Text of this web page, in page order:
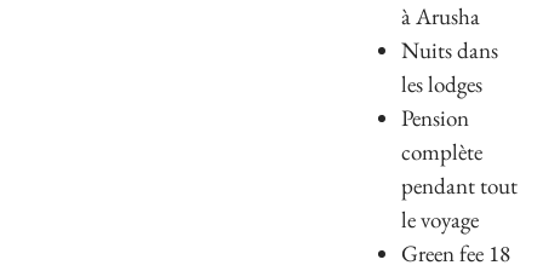
à Arusha
Nuits dans
les lodges
Pension
complète
pendant tout
le voyage
Green fee 18